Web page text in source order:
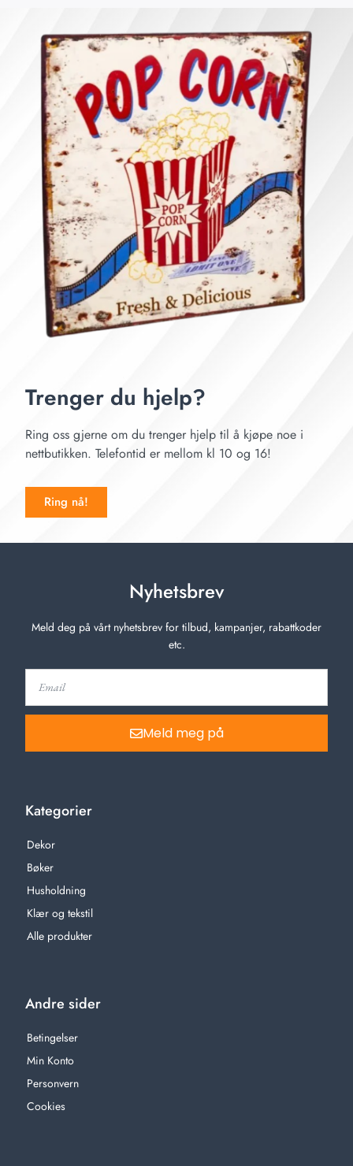
Trenger du hjelp?
Ring oss gjerne om du trenger hjelp til å kjøpe noe i
nettbutikken. Telefontid er mellom kl 10 og 16!
Ring nå!
Nyhetsbrev
Meld deg på vårt nyhetsbrev for tilbud, kampanjer, rabattkoder
etc.
Meld meg på
Kategorier
Dekor
Bøker
Husholdning
Klær og tekstil
Alle produkter
Andre sider
Betingelser
Min Konto
Personvern
Cookies